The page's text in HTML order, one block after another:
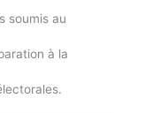
soumis au
à la